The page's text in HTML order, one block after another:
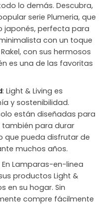
lo demás. Descubra,
serie Plumeria, que
japonés, perfecta para
con un toque
con sus hermosos
es una de las favoritas
: Light & Living es
y sostenibilidad.
están diseñadas para
también para durar
que pueda disfrutar de
muchos años.
En Lamparas-en-linea
productos Light &
en su hogar. Sin
compre fácilmente